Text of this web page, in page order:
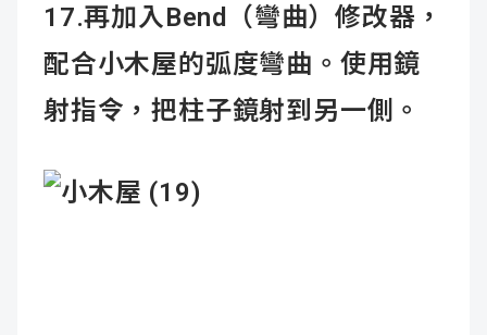
17.再加入Bend（彎曲）修改器，
配合小木屋的弧度彎曲。使用鏡
射指令，把柱子鏡射到另一側。